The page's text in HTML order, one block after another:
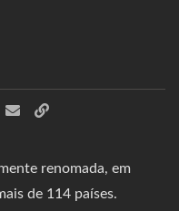
renomada, em
de 114 países.